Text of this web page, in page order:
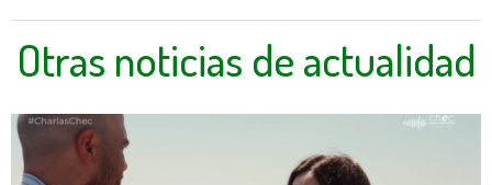
Otras noticias de actualidad